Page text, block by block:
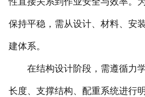
保持平稳，需从设计、材料、安
建体系。
在结构设计阶段，需遵循力学
长度、支撑结构、配重系统进行